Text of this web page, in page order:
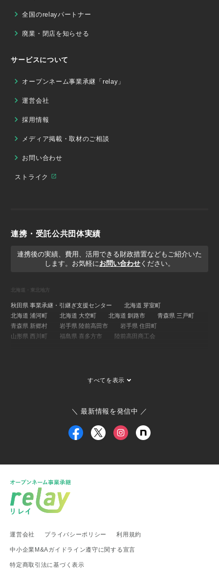
全国のrelayパートナー
廃業・閉店を知らせる
サービスについて
オープンネーム事業承継「relay」
運営会社
採用情報
メディア掲載・取材のご相談
お問い合わせ
ストライク
連携・受託公共団体実績
連携後の実績、費用、活用できる財政措置などもご紹介いた
します。お気軽にお問い合わせください。
すべてを表示
北海道・東北地方
秋田県 事業承継・引継ぎ支援センター
北海道 芽室町
北海道 浦河町
北海道 大空町 北海道 釧路市
青森県 三戸町
青森県 新郷村
岩手県 陸前高田市
岩手県 住田町
山形県 西川町
福島県 喜多方市 陸前高田商工会
茨城県 稲敷市 群馬県 桐生市
小田原箱根商工会議所
福井県 事業承継・引継ぎ支援センター
富山県
新潟県 南魚沼市
新潟県 糸魚川市
新潟県 出雲崎町
新潟県 関川村
愛知県 事業承継・引継ぎ支援センター
岐阜県 高山市
＼ 最新情報を発信中 ／
運営会社 プライバシーポリシー 利用規約
中小企業M&Aガイドライン遵守に関する宣言
特定商取引法に基づく表示